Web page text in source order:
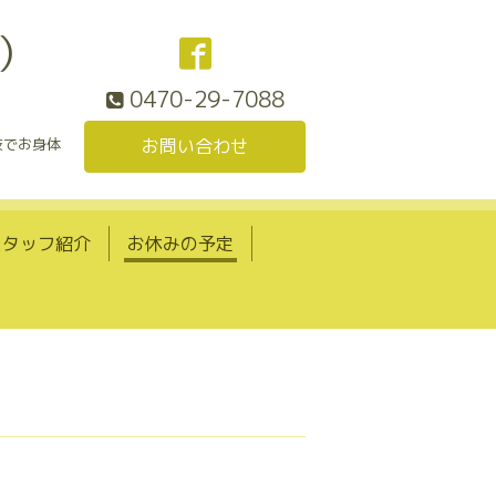
お身体
0470-29-7088
お問い合わせ
ッフ紹介 お休みの予定